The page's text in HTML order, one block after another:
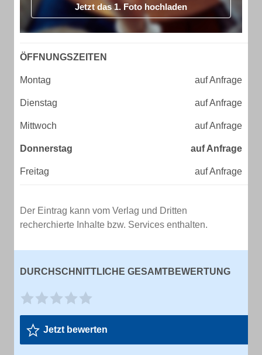
Jetzt das 1. Foto hochladen
ÖFFNUNGSZEITEN
Montag auf Anfrage
Dienstag auf Anfrage
Mittwoch auf Anfrage
Donnerstag auf Anfrage
Freitag auf Anfrage
Der Eintrag kann vom Verlag und Dritten
recherchierte Inhalte bzw. Services enthalten.
DURCHSCHNITTLICHE GESAMTBEWERTUNG
Jetzt bewerten